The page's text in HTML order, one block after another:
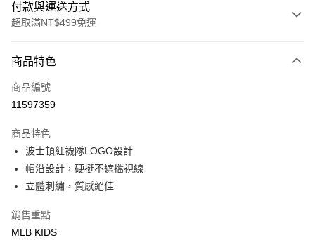
付款與運送方式
超取滿NT$499免運
信用卡一次付款
超商取貨付款
Apple Pay
街口支付
運送方式
商品特色
商品編號
11597359
商品特色
波士頓紅襪隊LOGO設計
帽沿設計，硬挺不遮擋視線
立體刺繡，質感絕佳
銷售重點
MLB KIDS